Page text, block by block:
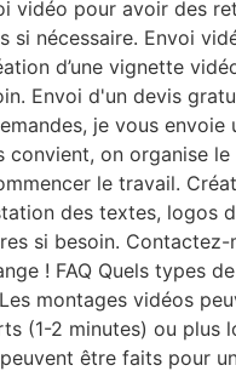
vidéo pour avoir des
si nécessaire. Envoi
d’une vignette
Envoi d'un devis
je vous envoie
convient, on organise
le travail.
des textes, logos
si besoin.
! FAQ Quels types
montages vidéos
(1-2 minutes) ou plus
être faits pour